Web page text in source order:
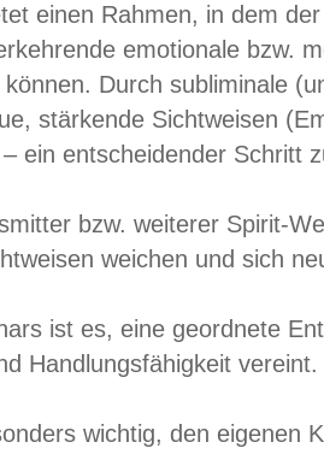
einen Rahmen, in dem
emotionale bzw.
Durch subliminale
stärkende Sichtweisen
ein entscheidender Schritt
bzw. weiterer Spirit-
weichen und sich
ist es, eine geordnete
Handlungsfähigkeit vereint.
wichtig, den eigenen